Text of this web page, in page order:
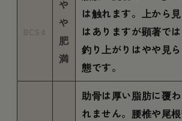
BCS4
や
や
肥
満
は触れます。上から
はありますが顕著で
釣り上がりはやや見
態です。
助骨は厚い脂肪に覆
れません。腰椎や尾